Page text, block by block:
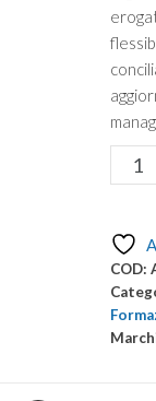
Alta
Civile
COD: